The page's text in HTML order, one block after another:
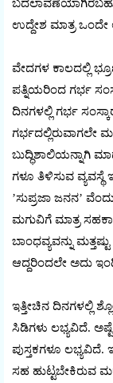
ಉದ್ದೇಶ ಮಾತ್ರ
ವೇದಗಳ ಕಾಲದಲ್ಲಿ
ಪತ್ನಿಯರಿಂದ ಗರ್ಭ
ದಿನಗಳಲ್ಲಿ ಗರ್ಭ
ಗರ್ಭದಲ್ಲಿರುವಾಗಲೇ
ಬುದ್ಧಿಶಾಲಿಯನ್ನಾಗಿ
ಗಳೂ ತಿಳಿಸುವ ವ್ಯವಸ್ಥೆ
’ಸುಪ್ರಜಾ ಜನನ’
ಮಗುವಿಗೆ ಮಾತ್ರ
ಬಾಂಧವ್ಯವನ್ನು
ಆದ್ದರಿಂದಲೇ ಅದು
ಇತ್ತೀಚಿನ ದಿನಗಳಲ್ಲಿ
ಸಿಡಿಗಳು ಲಭ್ಯವಿದೆ.
ಪುಸ್ತಕಗಳೂ
ಸಹ ಹುಟ್ಟಬೇಕಿರುವ